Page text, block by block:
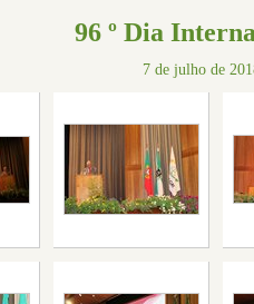
96 º Dia
7 de julho de